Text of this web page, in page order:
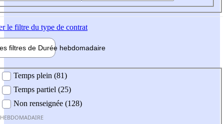
le filtre du type de contrat
filtres de Durée hebdomadaire
Temps plein (81)
Temps partiel (25)
Non renseignée (128)